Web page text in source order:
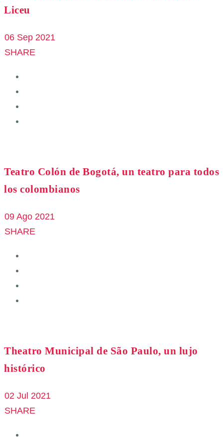
Liceu
06 Sep 2021
SHARE
Teatro Colón de Bogotá, un teatro para todos
los colombianos
09 Ago 2021
SHARE
Theatro Municipal de São Paulo, un lujo
histórico
02 Jul 2021
SHARE